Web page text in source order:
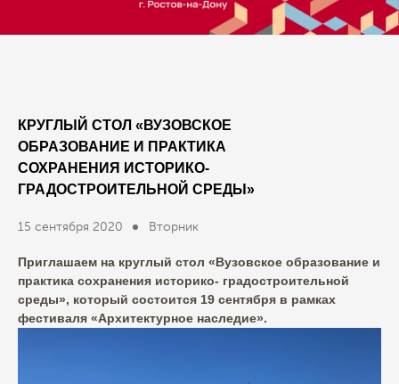
КРУГЛЫЙ СТОЛ «ВУЗОВСКОЕ
ОБРАЗОВАНИЕ И ПРАКТИКА
СОХРАНЕНИЯ ИСТОРИКО-
ГРАДОСТРОИТЕЛЬНОЙ СРЕДЫ»
15 сентября 2020 Вторник
Приглашаем на круглый стол «Вузовское образование и
практика сохранения историко- градостроительной
среды», который состоится 19 сентября в рамках
фестиваля «Архитектурное наследие».